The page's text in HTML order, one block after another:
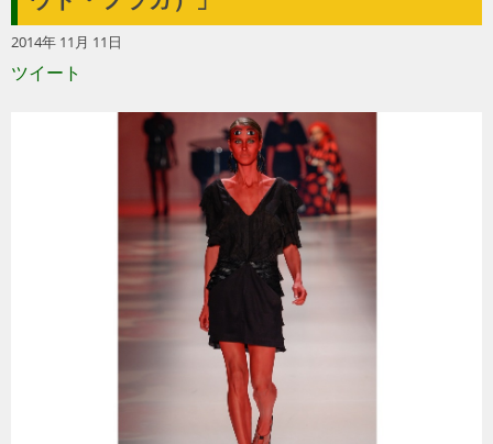
ファション
グルメ
トラベル
サッカー
PEOPLE
ビジネス
コラム
2014年 11月 11日
ツイート